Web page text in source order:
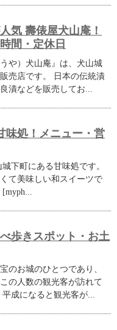
気 壽俵屋犬山庵！
間・定休日
や）犬山庵』は、犬山城
売店です。 日本の伝統漬
漬などを販売してお...
味処！メニュー・営
下町にある甘味処です。
て美味しい和スイーツで
歩きスポット・お土
のお城のひとつであり、
の人数の観光客が訪れて
成になると観光客が...